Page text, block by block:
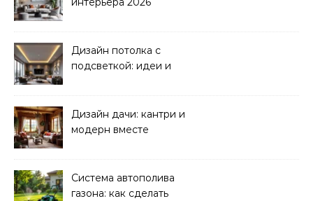
Дизайн потолка с
подсветкой: идеи и
Дизайн дачи: кантри и
модерн вместе
Система автополива
газона: как сделать